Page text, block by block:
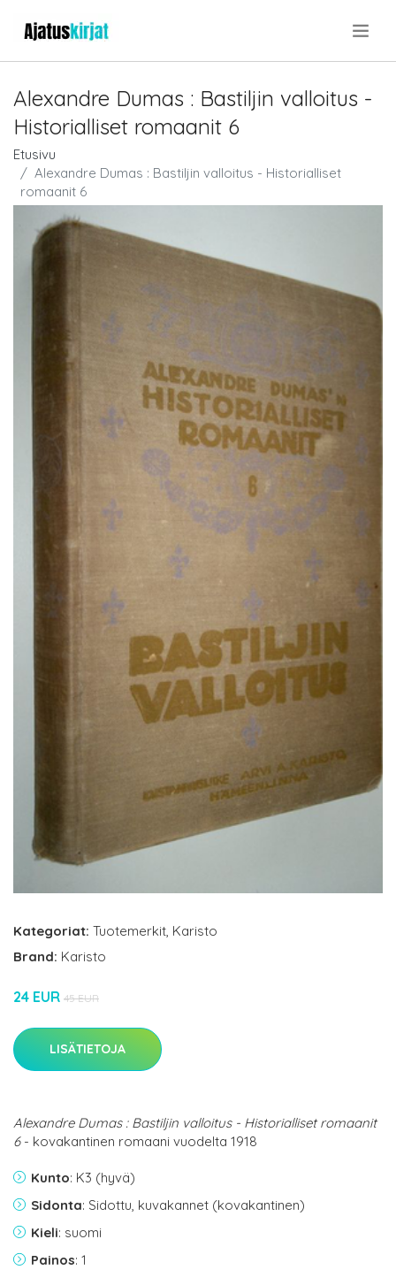
Alexandre Dumas : Bastiljin valloitus -
Historialliset romaanit 6
Etusivu
Alexandre Dumas : Bastiljin valloitus - Historialliset
romaanit 6
Kategoriat: Tuotemerkit, Karisto
Brand: Karisto
24 EUR 45 EUR
LISÄTIETOJA
Alexandre Dumas : Bastiljin valloitus - Historialliset romaanit
6- kovakantinen romaani vuodelta 1918
Kunto: K3 (hyvä)
Sidonta: Sidottu, kuvakannet (kovakantinen)
Kieli: suomi
Painos: 1